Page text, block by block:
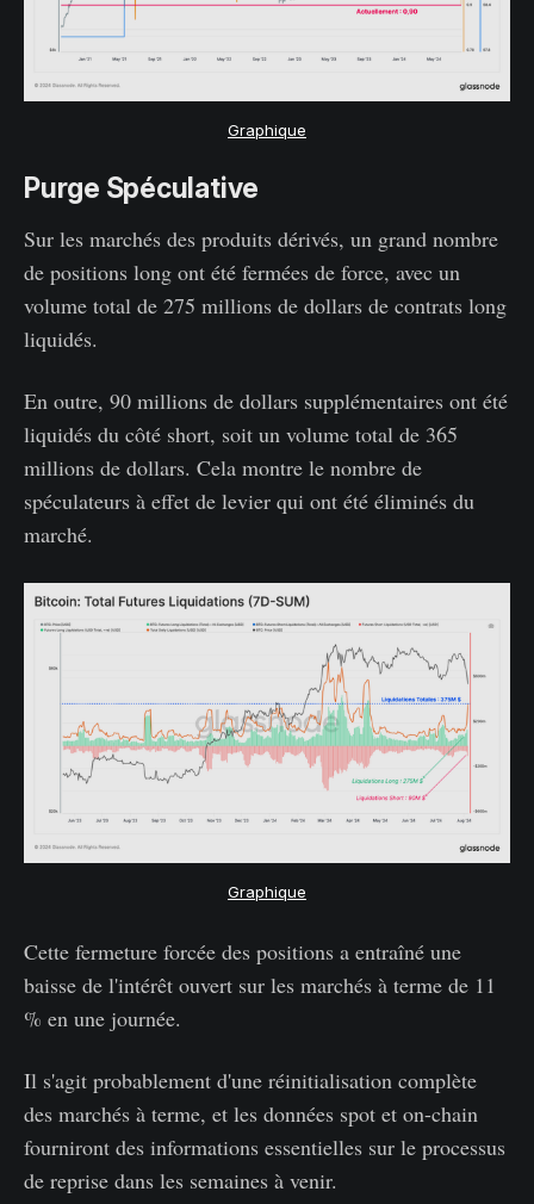
Graphique
Purge Spéculative
Sur les marchés des produits dérivés, un grand nombre
de positions long ont été fermées de force, avec un
volume total de 275 millions de dollars de contrats long
liquidés.
En outre, 90 millions de dollars supplémentaires ont été
liquidés du côté short, soit un volume total de 365
millions de dollars. Cela montre le nombre de
spéculateurs à effet de levier qui ont été éliminés du
marché.
Graphique
Cette fermeture forcée des positions a entraîné une
baisse de l'intérêt ouvert sur les marchés à terme de 11
% en une journée.
Il s'agit probablement d'une réinitialisation complète
des marchés à terme, et les données spot et on-chain
fourniront des informations essentielles sur le processus
de reprise dans les semaines à venir.